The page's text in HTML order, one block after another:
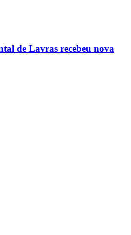
de Lavras recebeu nova